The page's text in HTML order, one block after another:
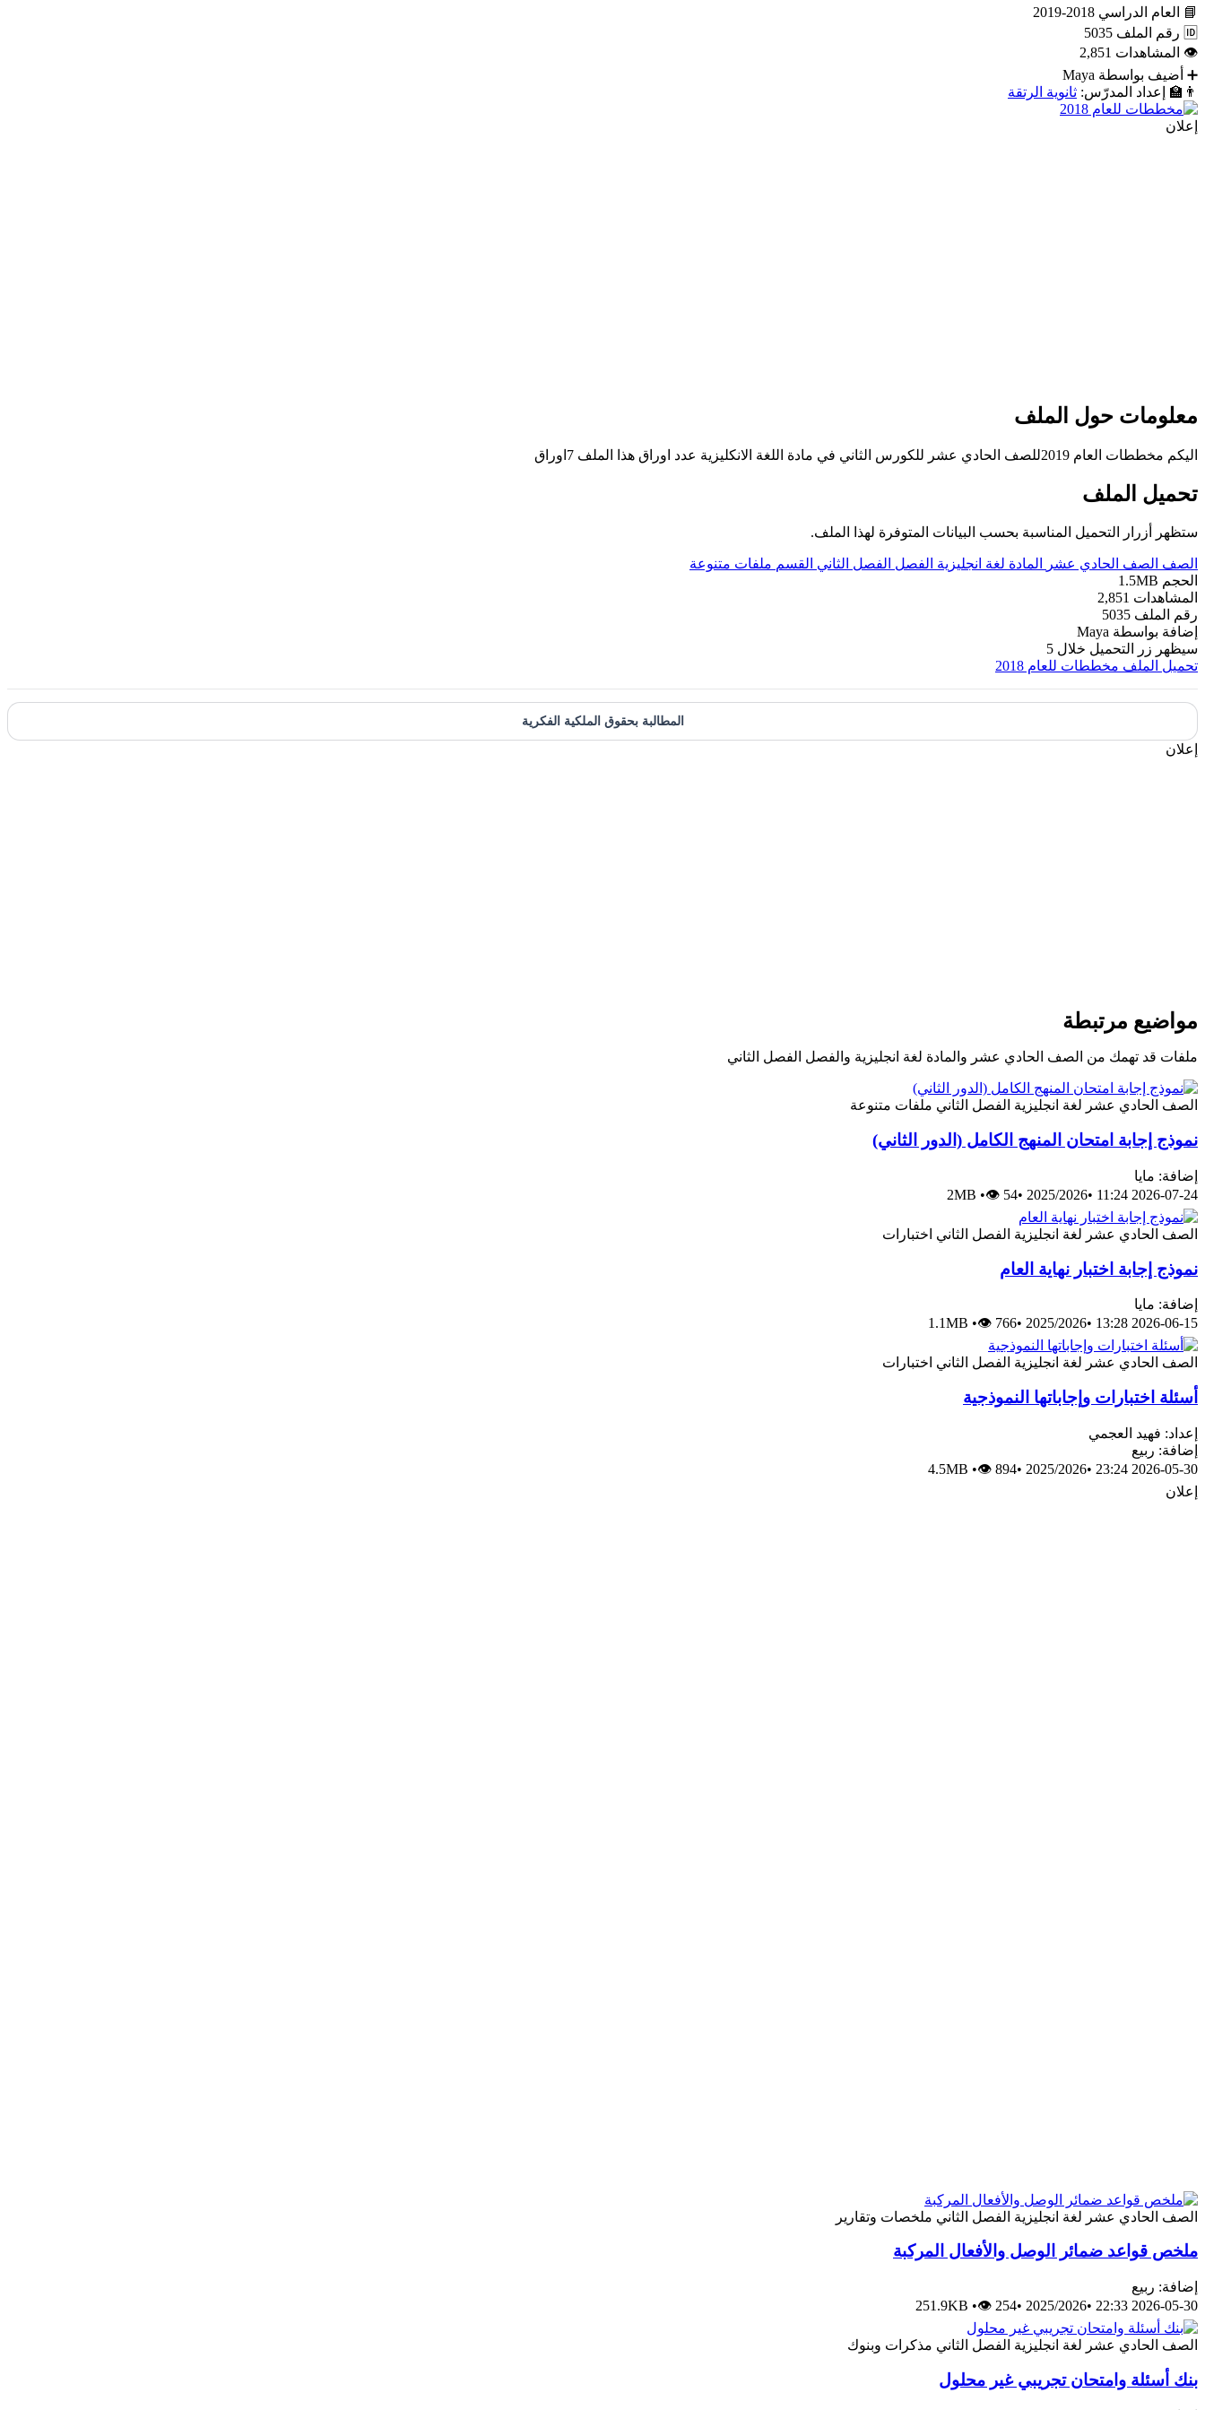
📘 العام الدراسي 2018-2019
🆔 رقم الملف 5035
👁 المشاهدات 2,851
➕ أضيف بواسطة Maya
👨‍🏫
إعداد المدرّس: ثانوية الرتقة
إعلان
معلومات حول الملف
اليكم مخططات العام 2019للصف الحادي عشر للكورس الثاني في مادة اللغة الانكليزية عدد اوراق هذا الملف 7اوراق
تحميل الملف
ستظهر أزرار التحميل المناسبة بحسب البيانات المتوفرة لهذا الملف.
الصف الصف الحادي عشر المادة لغة انجليزية الفصل الفصل الثاني القسم ملفات متنوعة
الحجم 1.5MB
المشاهدات 2,851
رقم الملف 5035
إضافة بواسطة Maya
سيظهر زر التحميل خلال 5
تحميل الملف مخططات للعام 2018
المطالبة بحقوق الملكية الفكرية
إعلان
مواضيع مرتبطة
ملفات قد تهمك من الصف الحادي عشر والمادة لغة انجليزية والفصل الفصل الثاني
الصف الحادي عشر لغة انجليزية الفصل الثاني ملفات متنوعة
نموذج إجابة امتحان المنهج الكامل (الدور الثاني)
إضافة: مايا
2026-07-24 11:24
•
2025/2026
•
2MB •👁 54
الصف الحادي عشر لغة انجليزية الفصل الثاني اختبارات
نموذج إجابة اختبار نهاية العام
إضافة: مايا
2026-06-15 13:28
•
2025/2026
•
1.1MB •👁 766
الصف الحادي عشر لغة انجليزية الفصل الثاني اختبارات
أسئلة اختبارات وإجاباتها النموذجية
إعداد: فهيد العجمي
إضافة: ربيع
2026-05-30 23:24
•
2025/2026
•
4.5MB •👁 894
إعلان
الصف الحادي عشر لغة انجليزية الفصل الثاني ملخصات وتقارير
ملخص قواعد ضمائر الوصل والأفعال المركبة
إضافة: ربيع
2026-05-30 22:33
•
2025/2026
•
251.9KB •👁 254
الصف الحادي عشر لغة انجليزية الفصل الثاني مذكرات وبنوك
بنك أسئلة وامتحان تجريبي غير محلول